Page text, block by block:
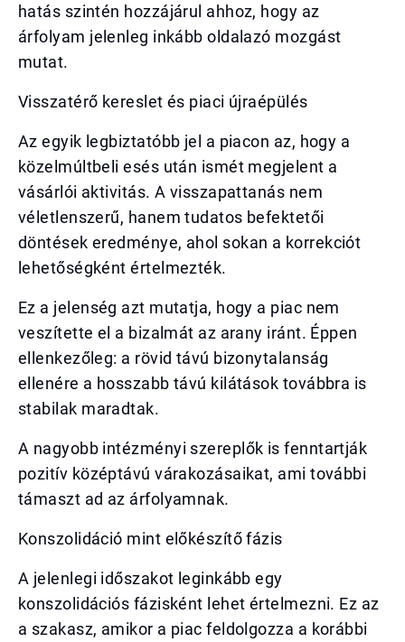
hatás szintén hozzájárul ahhoz, hogy az
árfolyam jelenleg inkább oldalazó mozgást
mutat.
Visszatérő kereslet és piaci újraépülés
Az egyik legbiztatóbb jel a piacon az, hogy a
közelmúltbeli esés után ismét megjelent a
vásárlói aktivitás. A visszapattanás nem
véletlenszerű, hanem tudatos befektetői
döntések eredménye, ahol sokan a korrekciót
lehetőségként értelmezték.
Ez a jelenség azt mutatja, hogy a piac nem
veszítette el a bizalmát az arany iránt. Éppen
ellenkezőleg: a rövid távú bizonytalanság
ellenére a hosszabb távú kilátások továbbra is
stabilak maradtak.
A nagyobb intézményi szereplők is fenntartják
pozitív középtávú várakozásaikat, ami további
támaszt ad az árfolyamnak.
Konszolidáció mint előkészítő fázis
A jelenlegi időszakot leginkább egy
konszolidációs fázisként lehet értelmezni. Ez az
a szakasz, amikor a piac feldolgozza a korábbi